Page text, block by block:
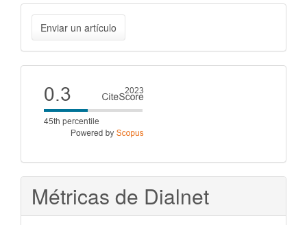
Enviar
un
artículo
Enviar un artículo
Cite
score
Métricas de Dialnet